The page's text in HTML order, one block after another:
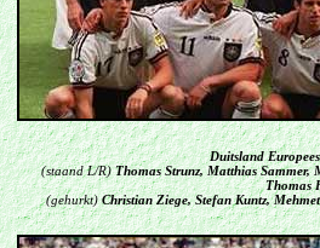
Duitsland
(staand L/R)Thomas Strunz, Matthias Sammer,
Thomas
(gehurkt)Christian Ziege, Stefan Kuntz,